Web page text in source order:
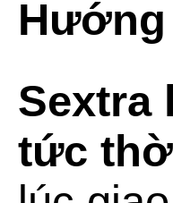
Hướng
Sextra
tức